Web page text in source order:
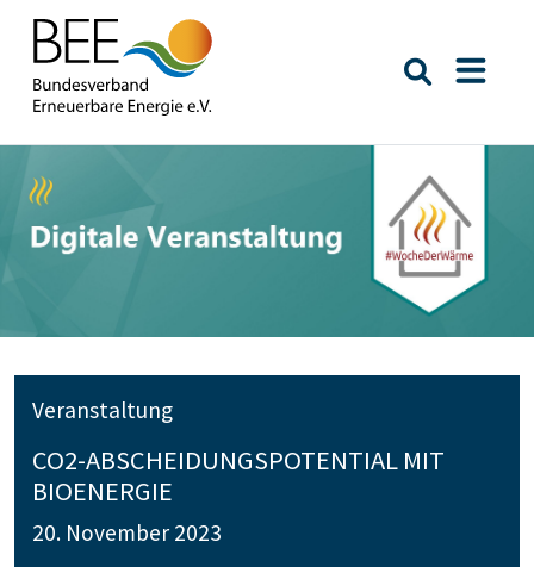
Suche
Veranstaltung
CO2-ABSCHEIDUNGSPOTENTIAL MIT
BIOENERGIE
20. November 2023